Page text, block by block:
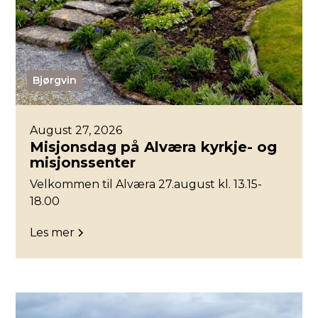
Bjørgvin
August 27, 2026
Misjonsdag på Alværa kyrkje- og
misjonssenter
Velkommen til Alværa 27.august kl. 13.15-
18.00
Les mer